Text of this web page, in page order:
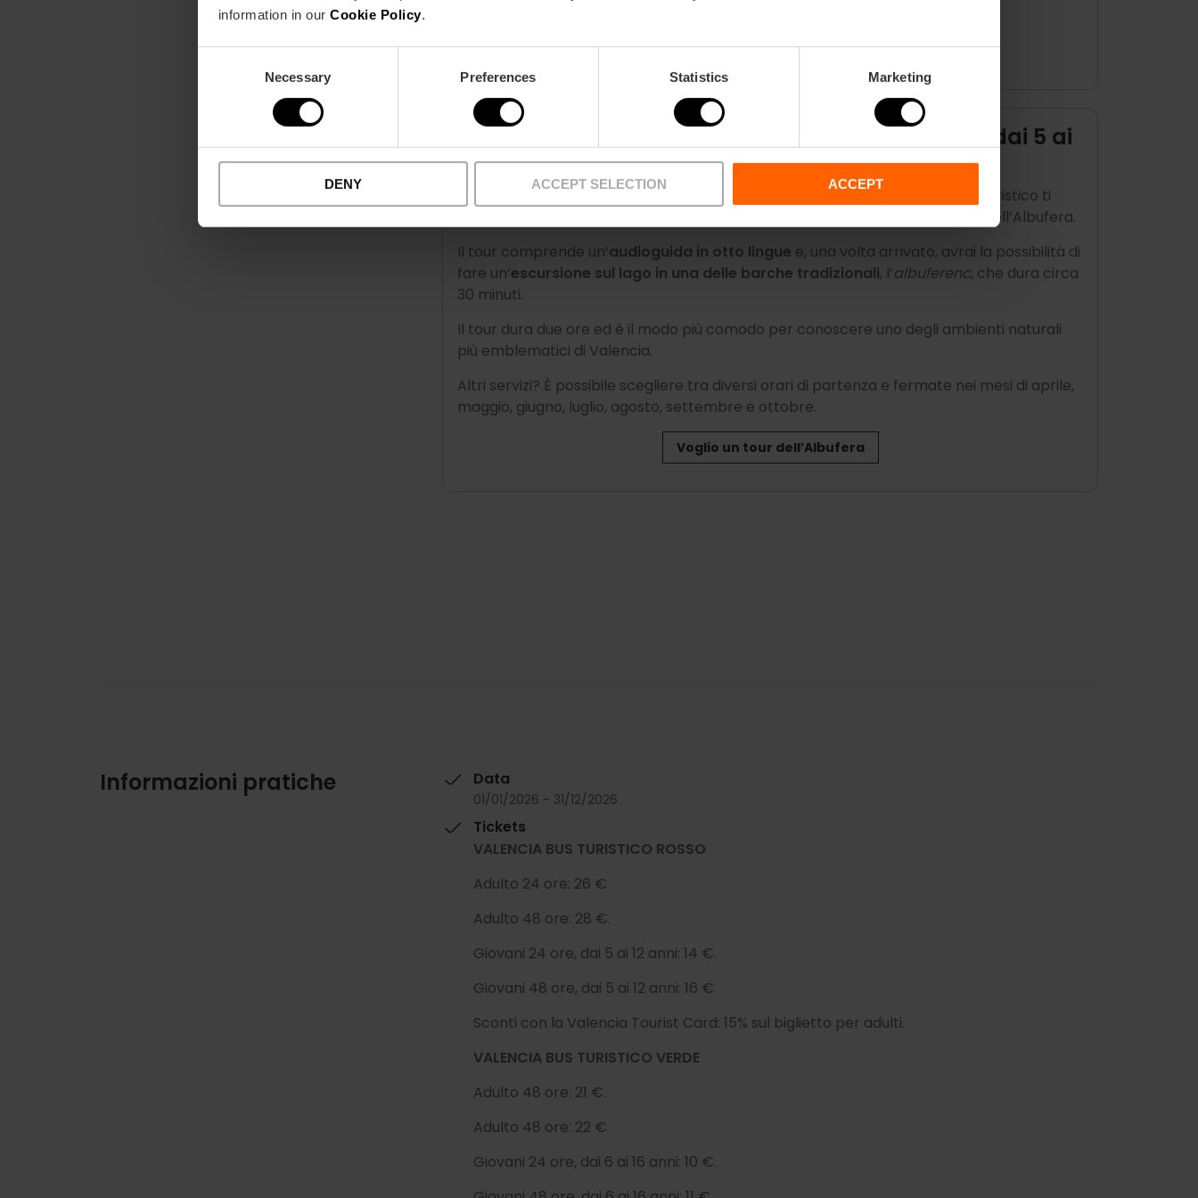
information in our Cookie Policy.
Necessary Preferences Statistics Marketing
DENY ACCEPT SELECTION ACCEPT
al giorno)e dispone di un’audioguida in cinque lingue.
Prenoto il Bus Turistico Verde
Tour Albufera Bus Turistico – Adulti 22 €, giovani dai 5 ai
12 anni 15 €
Se desideri uscire dalla città e immergerti nella natura, il Tour Albufera Bus Turistico ti
offre un viaggio di andata e ritorno dal centro di Valencia al Parco Naturale dell’Albufera.
Il tour comprende un’audioguida in otto lingue e, una volta arrivato, avrai la possibilità di
fare un’escursione sul lago in una delle barche tradizionali, l’albuferenc, che dura circa
30 minuti.
Il tour dura due ore ed è il modo più comodo per conoscere uno degli ambienti naturali
più emblematici di Valencia.
Altri servizi? È possibile scegliere tra diversi orari di partenza e fermate nei mesi di aprile,
maggio, giugno, luglio, agosto, settembre e ottobre.
Voglio un tour dell’Albufera
Informazioni pratiche Data
01/01/2026 - 31/12/2026
Tickets
VALENCIA BUS TURISTICO ROSSO
Adulto 24 ore: 26 €.
Adulto 48 ore: 28 €.
Giovani 24 ore, dai 5 ai 12 anni: 14 €.
Giovani 48 ore, dai 5 ai 12 anni: 16 €.
Sconti con la Valencia Tourist Card: 15% sul biglietto per adulti.
VALENCIA BUS TURISTICO VERDE
Adulto 48 ore: 21 €.
Adulto 48 ore: 22 €.
Giovani 24 ore, dai 6 ai 16 anni: 10 €.